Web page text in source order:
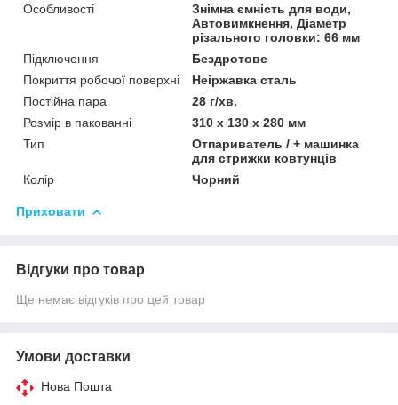
Особливості
Знімна ємність для води,
Автовимкнення, Діаметр
різального головки: 66 мм
Підключення
Бездротове
Покриття робочої поверхні
Неіржавка сталь
Постійна пара
28 г/хв.
Розмір в пакованні
310 х 130 х 280 мм
Тип
Отпариватель / + машинка
для стрижки ковтунців
Колір
Чорний
Приховати
Відгуки про товар
Ще немає відгуків про цей товар
Умови доставки
Нова Пошта